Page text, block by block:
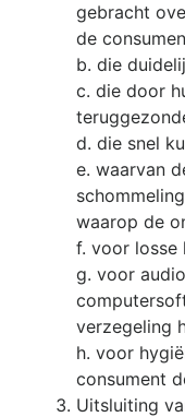
gebracht
de
b. die
c. die door
d. die snel
e. waarvan
waarop de
f. voor losse
g. voor
verzegeling
h. voor
consument
Uitsluiting